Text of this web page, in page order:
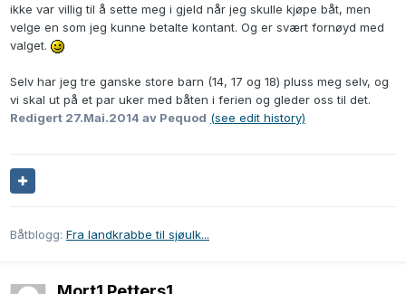
ikke var villig til å sette meg i gjeld når jeg skulle kjøpe båt, men
velge en som jeg kunne betalte kontant. Og er svært fornøyd med
valget.
Selv har jeg tre ganske store barn (14, 17 og 18) pluss meg selv, og
vi skal ut på et par uker med båten i ferien og gleder oss til det.
Redigert 27.Mai.2014 av Pequod (see edit history)
Båtblogg: Fra landkrabbe til sjøulk...